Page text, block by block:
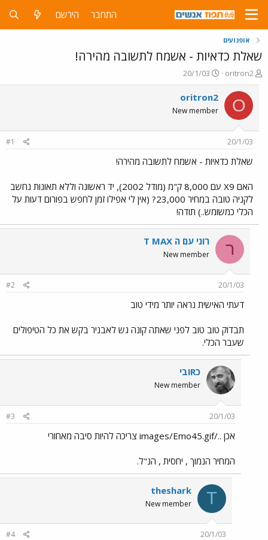
התחבר הירשם
אופנועים
שאלת כדאיות - אשמח לתשובה מהירה!
פ
ו
ת
ח
ה
ש
א
oritron2
פ
ו
ר
ס
ם
ר
20/1/03
O
oritron2
New member
20/1/03
#1
שאלת כדאיות - אשמח לתשובה מהירה!
האם X9 עם 8,000 ק"מ (מודל 2002), יד ראשונה וללא תאונות נחשב
לקניה טובה במחיר 23,000? (אין לי אפילו זמן לחפש בפורום דעות על
הכלי כמשומש..) תודה!
ר רוני עם ה T MAX
New member
20/1/03
#2
דעתי האישית נראה יותר מידי טוב
תבדוק טוב טוב לפני שאתה קונה גש לאבניר בקש את כל הטיפולים
שעבר הכלי.
כRובי
New member
20/1/03
#3
אכן ../images/Emo45.gif צריכה להיות סיבה מאחורי
המחיר הנמוך , יחסית , הנ"ל.
T
theshark
New member
20/1/03
#4